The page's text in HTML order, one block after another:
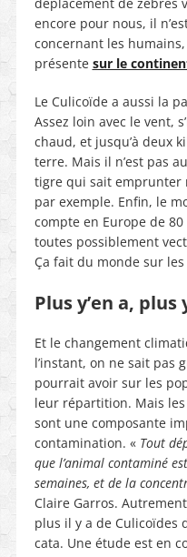
encore pour nous, il
concernant les humains,
présente sur le
Le Culicoïde a aussi la
Assez loin avec le vent,
chaud, et jusqu’à deux
terre. Mais il n’est pas
tigre qui sait emprunter
par exemple. Enfin, le
compte en Europe de
toutes possiblement
Ça fait du monde sur les
Plus y’en a, plus
Et le changement
l’instant, on ne sait pas
pourrait avoir sur les
leur répartition. Mais
sont une composante
contamination. « Tout
que l’animal contaminé
semaines, et de la
Claire Garros.
plus il y a de Culicoïdes
cata. Une étude est en